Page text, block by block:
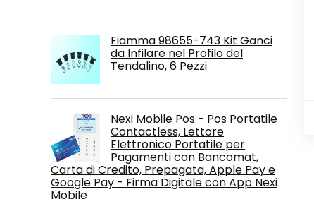
Fiamma 98655-743 Kit Ganci
da Infilare nel Profilo del
Tendalino, 6 Pezzi
Nexi Mobile Pos - Pos Portatile
Contactless, Lettore
Elettronico Portatile per
Pagamenti con Bancomat,
Carta di Credito, Prepagata, Apple Pay e
Google Pay - Firma Digitale con App Nexi
Mobile